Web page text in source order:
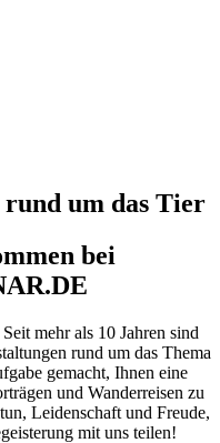
um das Tier
bei
mehr als 10 Jahren sind
rund um das Thema
gemacht, Ihnen eine
und Wanderreisen zu
Leidenschaft und Freude,
mit uns teilen!